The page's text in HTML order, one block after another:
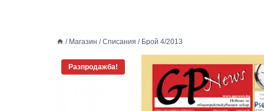
/ Магазин / Списания / Брой 4/2013
Разпродажба!